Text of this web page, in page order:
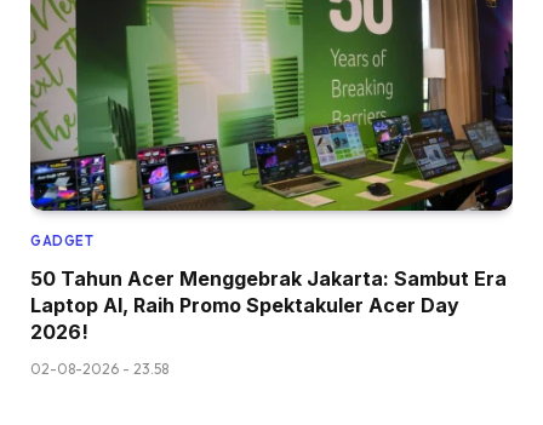
GADGET
50 Tahun Acer Menggebrak Jakarta: Sambut Era
Laptop AI, Raih Promo Spektakuler Acer Day
2026!
02-08-2026 - 23.58